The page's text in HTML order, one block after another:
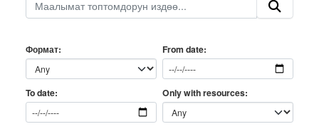
Формат From date
To date Only with resources